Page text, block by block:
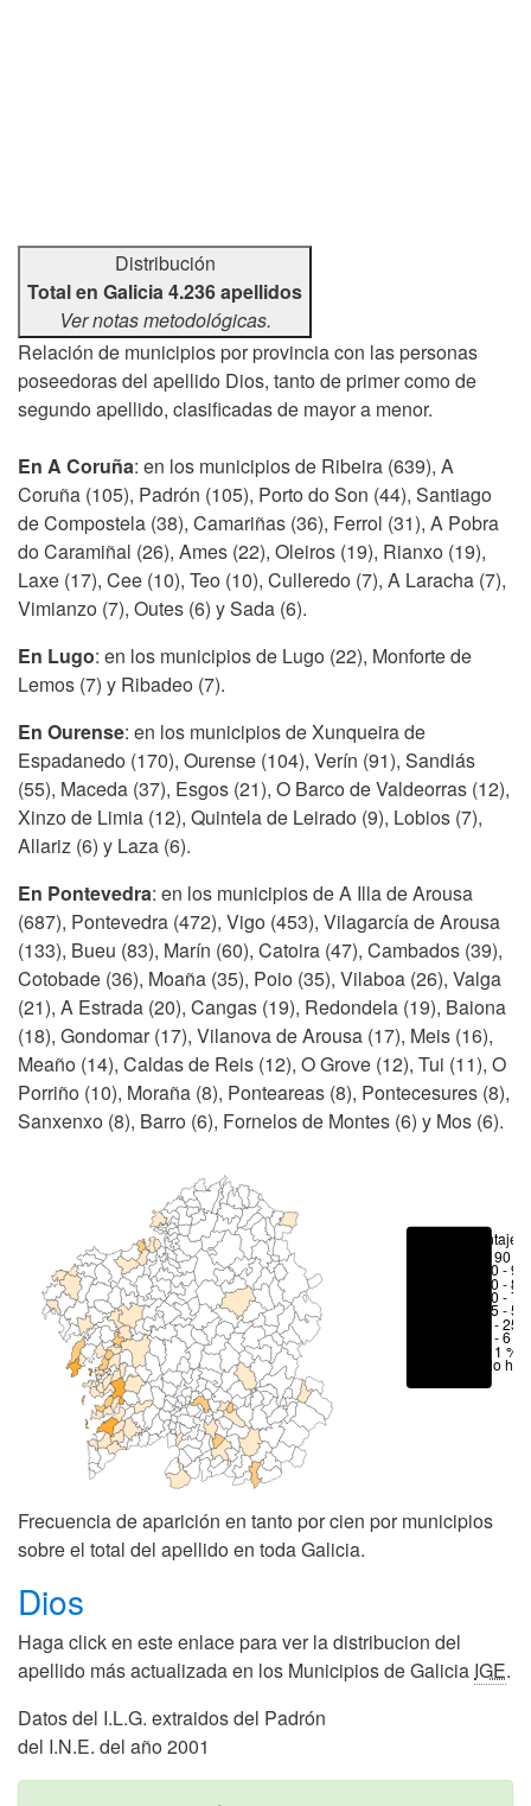
Distribución
Total en Galicia 4.236 apellidos
Ver notas metodológicas.
Relación de municipios por provincia con las personas
poseedoras del apellido Dios, tanto de primer como de
segundo apellido, clasificadas de mayor a menor.
En A Coruña: en los municipios de Ribeira (639), A
Coruña (105), Padrón (105), Porto do Son (44), Santiago
de Compostela (38), Camariñas (36), Ferrol (31), A Pobra
do Caramiñal (26), Ames (22), Oleiros (19), Rianxo (19),
Laxe (17), Cee (10), Teo (10), Culleredo (7), A Laracha (7),
Vimianzo (7), Outes (6) y Sada (6).
En Lugo: en los municipios de Lugo (22), Monforte de
Lemos (7) y Ribadeo (7).
En Ourense: en los municipios de Xunqueira de
Espadanedo (170), Ourense (104), Verín (91), Sandiás
(55), Maceda (37), Esgos (21), O Barco de Valdeorras (12),
Xinzo de Limia (12), Quintela de Leirado (9), Lobios (7),
Allariz (6) y Laza (6).
En Pontevedra: en los municipios de A Illa de Arousa
(687), Pontevedra (472), Vigo (453), Vilagarcía de Arousa
(133), Bueu (83), Marín (60), Catoira (47), Cambados (39),
Cotobade (36), Moaña (35), Poio (35), Vilaboa (26), Valga
(21), A Estrada (20), Cangas (19), Redondela (19), Baiona
(18), Gondomar (17), Vilanova de Arousa (17), Meis (16),
Meaño (14), Caldas de Reis (12), O Grove (12), Tui (11), O
Porriño (10), Moraña (8), Ponteareas (8), Pontecesures (8),
Sanxenxo (8), Barro (6), Fornelos de Montes (6) y Mos (6).
Porcentajes
> 90 %
80 -
70 -
50 -
25 -
6 - 25
1 - 6 %
< 1 %
No hay
Frecuencia de aparición en tanto por cien por municipios
sobre el total del apellido en toda Galicia.
Dios
Haga click en este enlace para ver la distribucion del
apellido más actualizada en los Municipios de Galicia IGE.
Datos del I.L.G. extraidos del Padrón
del I.N.E. del año 2001